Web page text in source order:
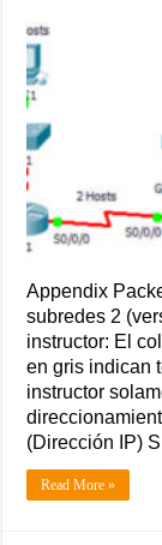
Appendix
subredes 2
instructor: El
en gris indican
instructor
(Dirección IP)
Read More »